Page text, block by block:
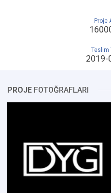
Proje
Teslim
2019-
PROJE FOTOĞRAFLARI